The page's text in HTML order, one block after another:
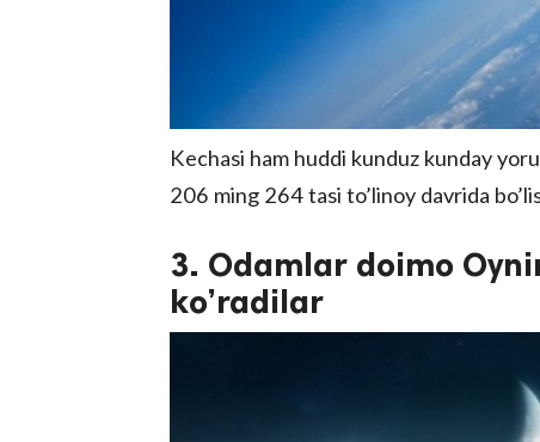
Kechasi ham huddi kunduz kunday
206 ming 264 tasi to’linoy davrida
3. Odamlar doimo
ko’radilar